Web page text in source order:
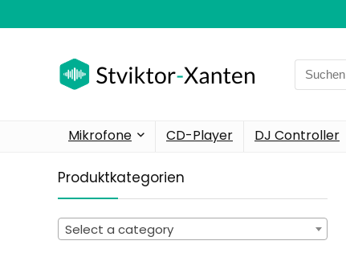
Search
for:
Mikrofone CD-Player DJ Controller
Produktkategorien
Select a category